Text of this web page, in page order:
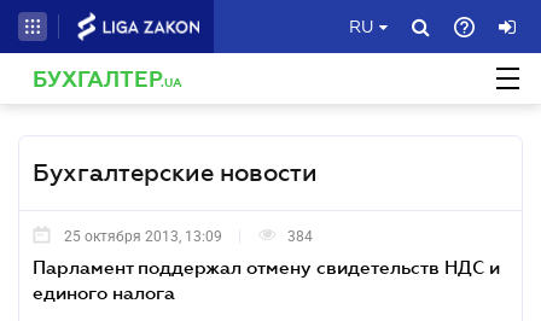
RU
БУХГАЛТЕР.UA
Бухгалтерские новости
25 октября 2013, 13:09 384
Парламент поддержал отмену свидетельств НДС и
единого налога